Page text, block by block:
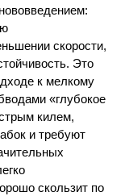
скорости,
Это
к мелкому
«глубокое
килем,
и требуют
скользит по